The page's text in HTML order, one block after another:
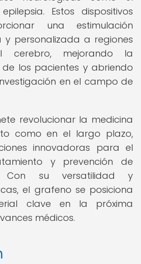
Estos dispositivos
una estimulación
y personalizada a regiones
cerebro, mejorando la
los pacientes y abriendo
en el campo de
revolucionar la medicina
como en el largo plazo,
innovadoras para el
y prevención de
Con su versatilidad y
el grafeno se posiciona
clave en la próxima
médicos.